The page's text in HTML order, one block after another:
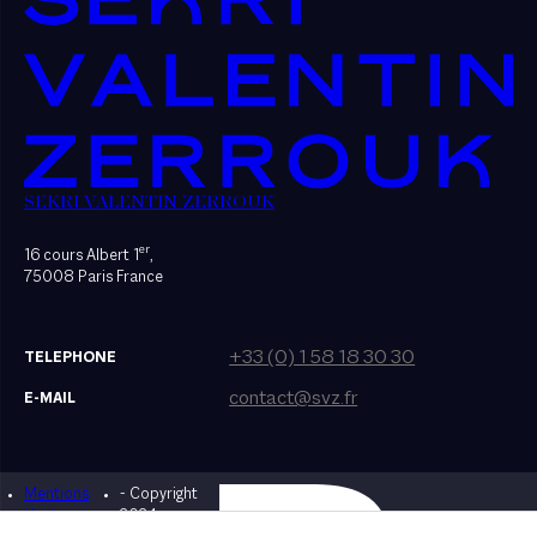
SEKRI VALENTIN ZERROUK
16 cours Albert 1er,
75008 Paris France
TELEPHONE +33 (0) 1 58 18 30 30
E-MAIL contact@svz.fr
Mentions
légales
- Copyright
2024
Designed by Bonhomme